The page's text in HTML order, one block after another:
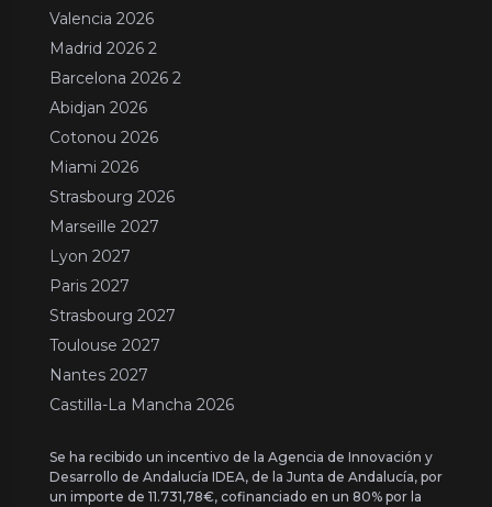
Valencia 2026
Madrid 2026 2
Barcelona 2026 2
Abidjan 2026
Cotonou 2026
Miami 2026
Strasbourg 2026
Marseille 2027
Lyon 2027
Paris 2027
Strasbourg 2027
Toulouse 2027
Nantes 2027
Castilla-La Mancha 2026
Se ha recibido un incentivo de la Agencia de Innovación y
Desarrollo de Andalucía IDEA, de la Junta de Andalucía, por
un importe de 11.731,78€, cofinanciado en un 80% por la